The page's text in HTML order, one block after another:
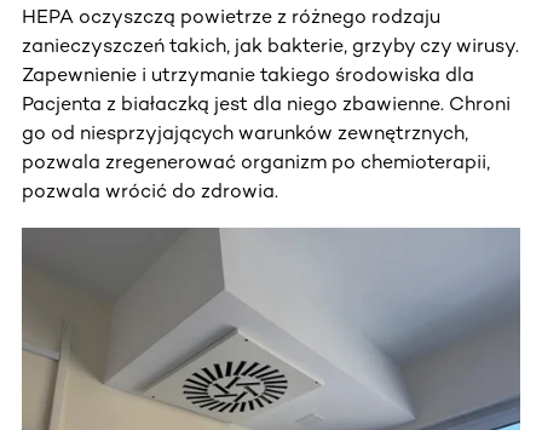
HEPA oczyszczą powietrze z różnego rodzaju
zanieczyszczeń takich, jak bakterie, grzyby czy wirusy.
Zapewnienie i utrzymanie takiego środowiska dla
Pacjenta z białaczką jest dla niego zbawienne. Chroni
go od niesprzyjających warunków zewnętrznych,
pozwala zregenerować organizm po chemioterapii,
pozwala wrócić do zdrowia.